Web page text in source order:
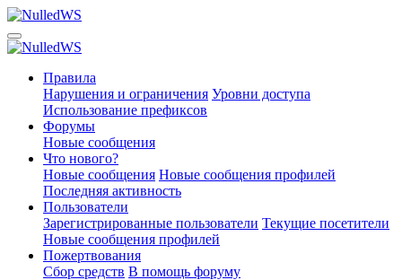
Правила
Нарушения и ограничения Уровни доступа
Использование префиксов
Форумы
Новые сообщения
Что нового?
Новые сообщения Новые сообщения профилей
Последняя активность
Пользователи
Зарегистрированные пользователи Текущие посетители
Новые сообщения профилей
Пожертвования
Сбор средств В помощь форуму